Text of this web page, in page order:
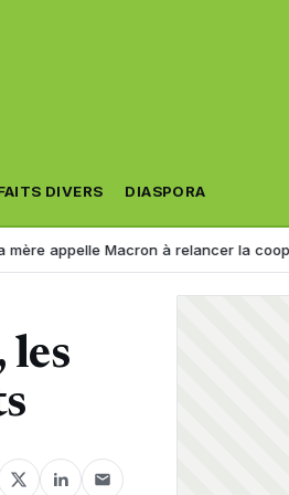
DIVERS DIASPORA
Macron à relancer la coopération
les